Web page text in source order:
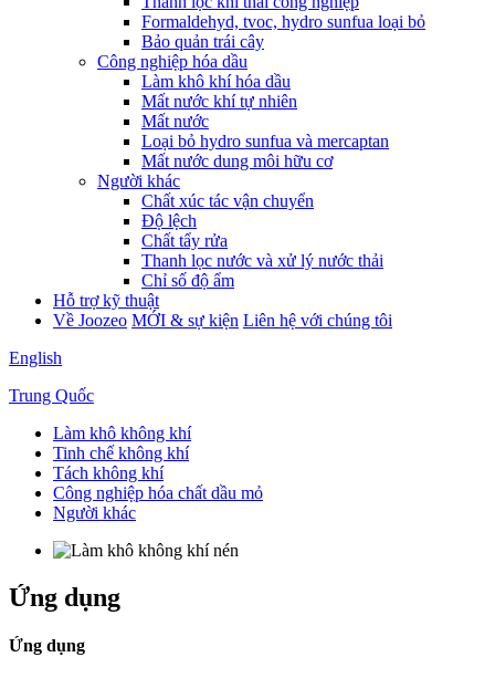
Formaldehyd, tvoc, hydro sunfua loại bỏ
Bảo quản trái cây
Công nghiệp hóa dầu
Làm khô khí hóa dầu
Mất nước khí tự nhiên
Mất nước
Loại bỏ hydro sunfua và mercaptan
Mất nước dung môi hữu cơ
Người khác
Chất xúc tác vận chuyển
Độ lệch
Chất tẩy rửa
Thanh lọc nước và xử lý nước thải
Chỉ số độ ẩm
Hỗ trợ kỹ thuật
Về Joozeo MỚI & sự kiện Liên hệ với chúng tôi
English
Trung Quốc
Làm khô không khí
Tinh chế không khí
Tách không khí
Công nghiệp hóa chất dầu mỏ
Người khác
Ứng dụng
Ứng dụng